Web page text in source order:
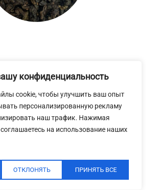
конфиденциальность
cookie, чтобы улучшить ваш опыт
персонализированную рекламу
наш трафик. Нажимая
на использование наших
ОТКЛОНЯТЬ ПРИНЯТЬ ВСЕ
Габа "Аметист"
1 200₽
1 2 3